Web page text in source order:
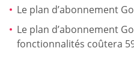
Le plan d’abonnement
Le plan d’abonnement
fonctionnalités coûtera